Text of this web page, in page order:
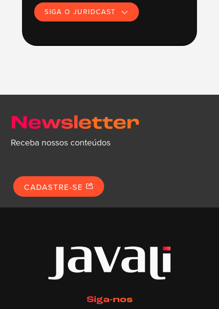
SIGA O JURIDCAST
Newsletter
Receba nossos conteúdos
CADASTRE-SE
Siga-nos